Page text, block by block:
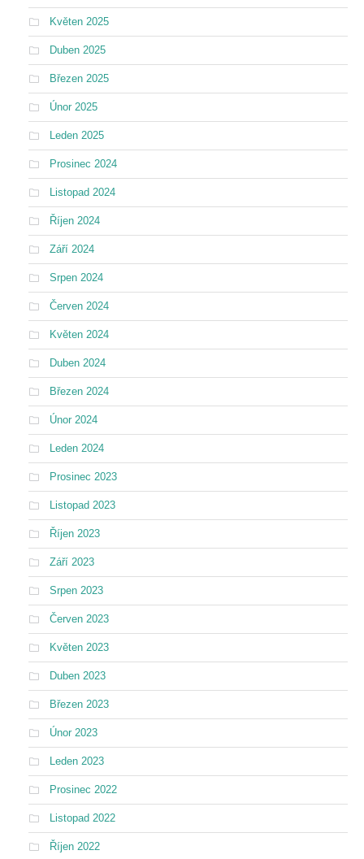
Květen 2025
Duben 2025
Březen 2025
Únor 2025
Leden 2025
Prosinec 2024
Listopad 2024
Říjen 2024
Září 2024
Srpen 2024
Červen 2024
Květen 2024
Duben 2024
Březen 2024
Únor 2024
Leden 2024
Prosinec 2023
Listopad 2023
Říjen 2023
Září 2023
Srpen 2023
Červen 2023
Květen 2023
Duben 2023
Březen 2023
Únor 2023
Leden 2023
Prosinec 2022
Listopad 2022
Říjen 2022